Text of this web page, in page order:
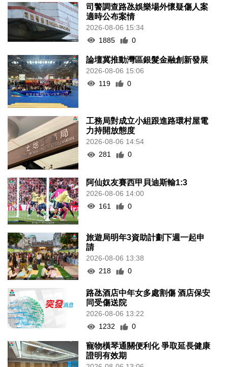
司警調查路氹娛樂場外懷疑傷人案
適時公布案情
2026-08-06 15:34
1885
0
論壇冀推動灣區銀髮金融創新發展
2026-08-06 15:06
119
0
工務局對成立小組跟進路環村屋電
力持開放態度
2026-08-06 14:54
281
0
阿仙奴友賽西甲貝迪斯輸1:3
2026-08-06 14:00
161
0
旅遊局明年3資助計劃下週一起申
請
2026-08-06 13:38
218
0
路氹酒店中年女多處割傷 酒店保安
同受傷送院
2026-08-06 13:22
1232
0
寵物橫琴通關便利化 爭取延長健康
證明有效期